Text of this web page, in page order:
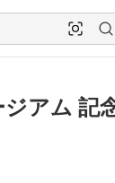
アム 記